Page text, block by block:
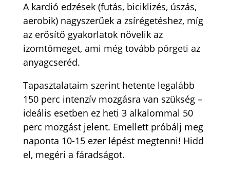
A kardió edzések (futás, biciklizés, úszás,
aerobik) nagyszerűek a zsírégetéshez, míg
az erősítő gyakorlatok növelik az
izomtömeget, ami még tovább pörgeti az
anyagcseréd.
Tapasztalataim szerint hetente legalább
150 perc intenzív mozgásra van szükség –
ideális esetben ez heti 3 alkalommal 50
perc mozgást jelent. Emellett próbálj meg
naponta 10-15 ezer lépést megtenni! Hidd
el, megéri a fáradságot.